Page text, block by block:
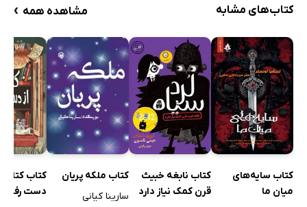
کتاب‌های مشابه مشاهده همه ›
کتاب سایه‌های
میان ما
کتاب نابغه خبیث
قرن کمک نیاز دارد
کتاب ملکه پریان
سارینا کیانی
کتاب
دست رفته